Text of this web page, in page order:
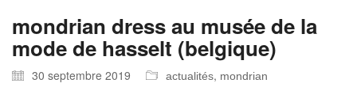
mondrian dress au musée de la
mode de hasselt (belgique)
30 septembre 2019 actualités, mondrian